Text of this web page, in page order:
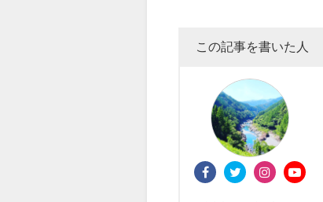
この記事を書いた人